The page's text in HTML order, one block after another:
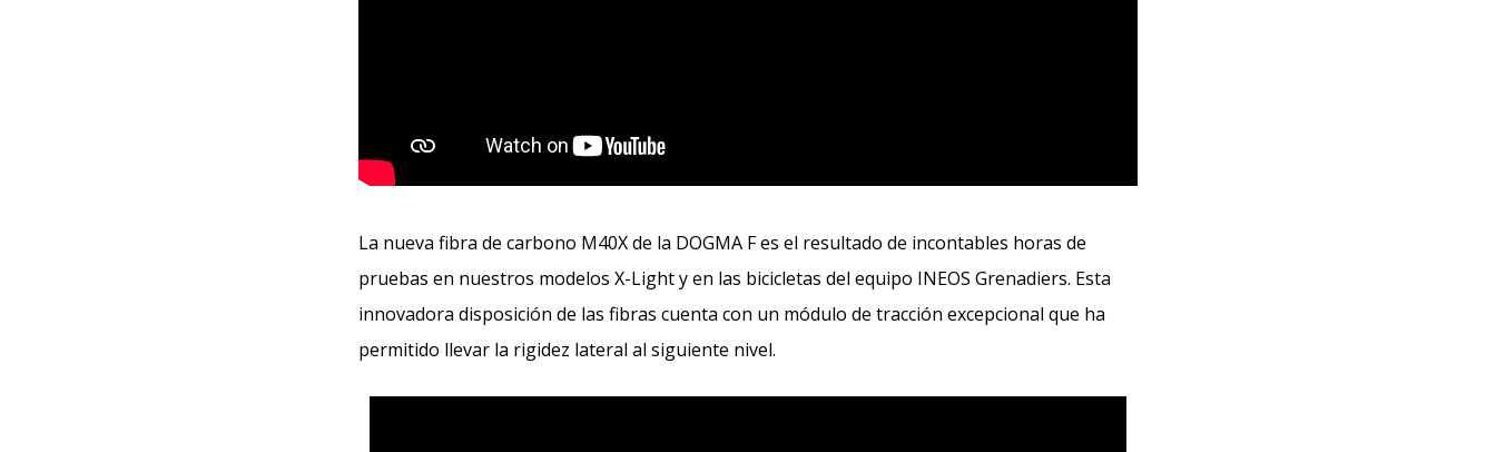
La nueva fibra de carbono M40X de la DOGMA F es el resultado de incontables horas de
pruebas en nuestros modelos X-Light y en las bicicletas del equipo INEOS Grenadiers. Esta
innovadora disposición de las fibras cuenta con un módulo de tracción excepcional que ha
permitido llevar la rigidez lateral al siguiente nivel.